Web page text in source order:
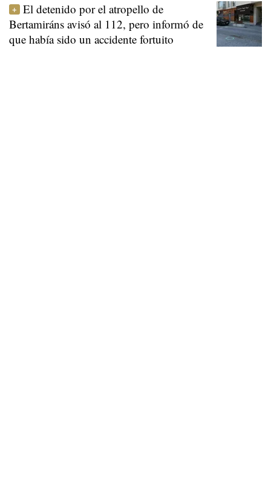
El detenido por el atropello de
Bertamiráns avisó al 112, pero informó de
que había sido un accidente fortuito